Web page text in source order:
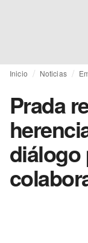
Inicio Noticias
Prada
diálogo